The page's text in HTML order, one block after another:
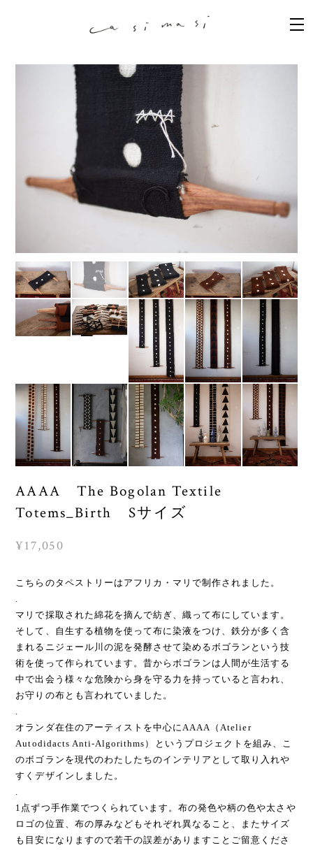
AAAA The Bogolan Textile
Totems_Birth Sサイズ
¥17,050
こちらのタペストリーはアフリカ・マリで制作されました。
.
マリで採取された綿花を摘んで紡ぎ、織って布にしています。
そして、自生する植物を使って布に染液をつけ、鉄分が多く含
まれるニジェール川の泥を発酵させて染めるボゴランという技
術を使って作られています。昔からボゴランは人間が生活する
中で出会う様々な危険から身を守る力を持っていると言われ、
お守りの布とも言われていました。
.
オランダ在住のアーティストを中心にAAAA（Atelier
Autodidacts Anti-Algorithms）というプロジェクトを組み、こ
のボゴランを現代のわたしたちのインテリアとして取り入れや
すくデザインしました。
.
1点ずつ手作業でつくられています。布の発色や柄の色や太さや
ロゴの位置、布の厚みなどもそれぞれ異なること、またサイズ
も目安になりますので若干の誤差がありますことご留意くださ